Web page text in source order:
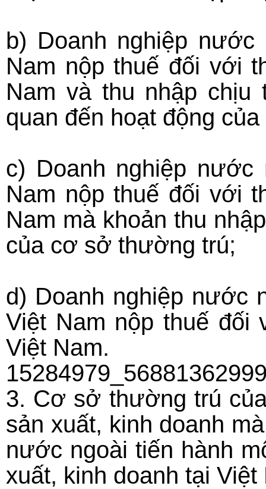
b) Doanh nghiệp
Nam nộp thuế đối với
Nam và thu nhập chịu
quan đến hoạt động
c) Doanh nghiệp
Nam nộp thuế đối với
Nam mà khoản thu
của cơ sở thường trú;
d) Doanh nghiệp nước
Việt Nam nộp thuế đối
Việt Nam.
3. Cơ sở thường trú
sản xuất, kinh doanh
nước ngoài tiến hành
xuất, kinh doanh tại